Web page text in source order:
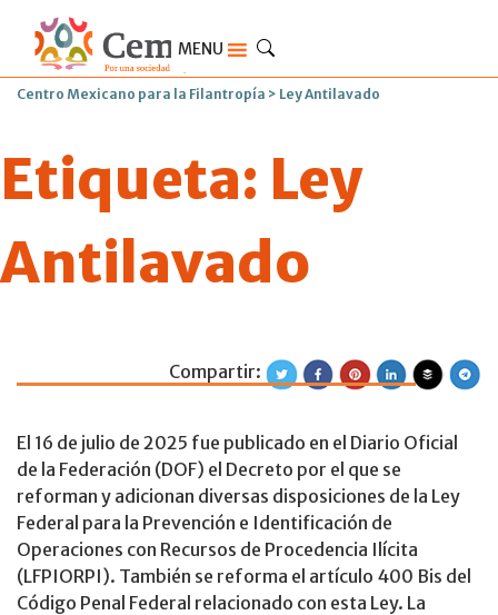
MENU
Centro Mexicano para la Filantropía > Ley Antilavado
Etiqueta: Ley
Antilavado
Nuevas
Compartir:
El 16 de julio de 2025 fue publicado en el Diario Oficial
de la Federación (DOF) el Decreto por el que se
reforman y adicionan diversas disposiciones de la Ley
Federal para la Prevención e Identificación de
Operaciones con Recursos de Procedencia Ilícita
(LFPIORPI). También se reforma el artículo 400 Bis del
Código Penal Federal relacionado con esta Ley. La